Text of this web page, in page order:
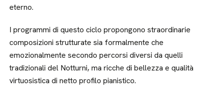
eterno.
I programmi di questo ciclo propongono straordinarie
composizioni strutturate sia formalmente che
emozionalmente secondo percorsi diversi da quelli
tradizionali del Notturni, ma ricche di bellezza e qualità
virtuosistica di netto profilo pianistico.